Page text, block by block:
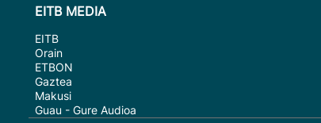
EITB MEDIA
EITB
Orain
ETBON
Gaztea
Makusi
Guau - Gure Audioa